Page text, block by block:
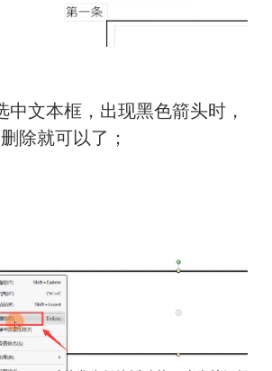
中文本框，出现黑色箭头时，
除就可以了；